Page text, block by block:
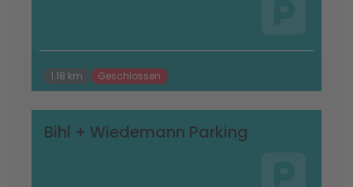
1.18 km Geschlossen
Bihl + Wiedemann Parking